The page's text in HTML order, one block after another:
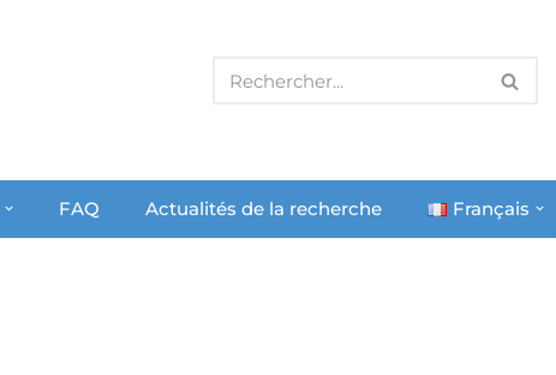
FAQ Actualités de la recherche Français